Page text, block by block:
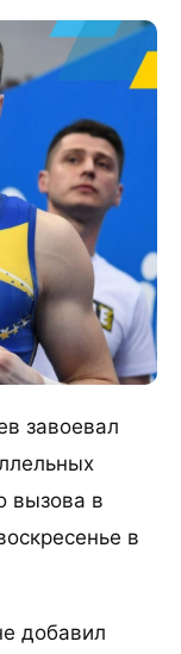
завоевал
вызова в
в
добавил